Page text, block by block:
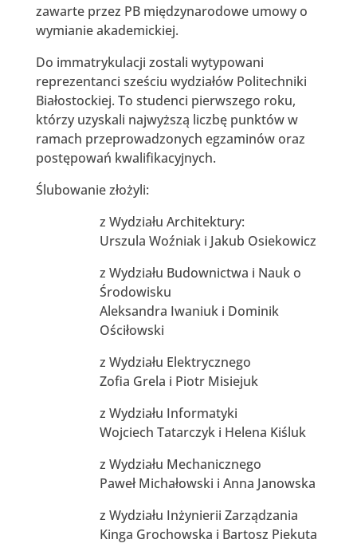
zawarte przez PB międzynarodowe umowy o
wymianie akademickiej.
Do immatrykulacji zostali wytypowani
reprezentanci sześciu wydziałów Politechniki
Białostockiej. To studenci pierwszego roku,
którzy uzyskali najwyższą liczbę punktów w
ramach przeprowadzonych egzaminów oraz
postępowań kwalifikacyjnych.
Ślubowanie złożyli:
z Wydziału Architektury:
Urszula Woźniak i Jakub Osiekowicz
z Wydziału Budownictwa i Nauk o
Środowisku
Aleksandra Iwaniuk i Dominik
Ościłowski
z Wydziału Elektrycznego
Zofia Grela i Piotr Misiejuk
z Wydziału Informatyki
Wojciech Tatarczyk i Helena Kiśluk
z Wydziału Mechanicznego
Paweł Michałowski i Anna Janowska
z Wydziału Inżynierii Zarządzania
Kinga Grochowska i Bartosz Piekuta